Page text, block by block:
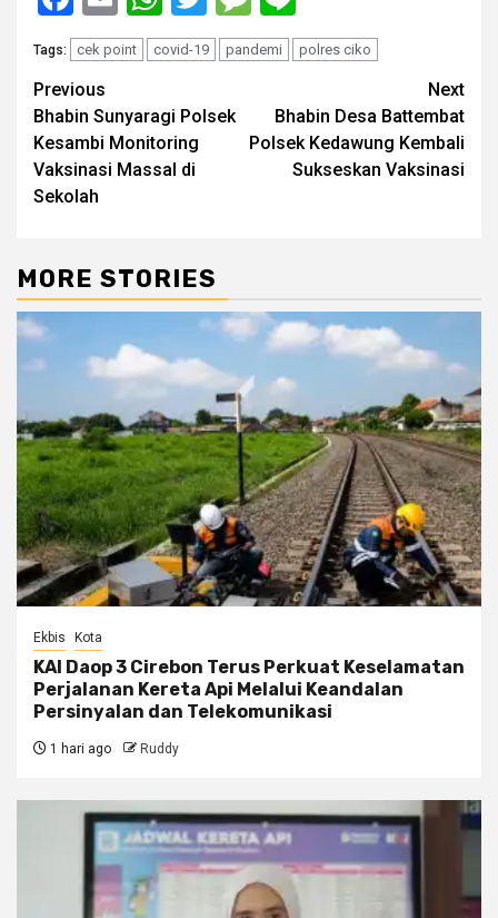
Tags: cek point covid-19 pandemi polres ciko
Post
navigation
Previous
Bhabin Sunyaragi Polsek
Kesambi Monitoring
Vaksinasi Massal di
Sekolah
Next
Bhabin Desa Battembat
Polsek Kedawung Kembali
Sukseskan Vaksinasi
MORE STORIES
Ekbis Kota
KAI Daop 3 Cirebon Terus Perkuat Keselamatan
Perjalanan Kereta Api Melalui Keandalan
Persinyalan dan Telekomunikasi
1 hari ago Ruddy